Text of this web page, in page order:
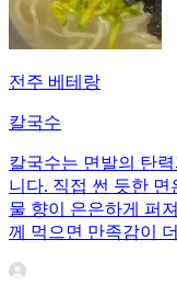
전주 베테랑
칼국수
칼국수는 면발의 탄
니다. 직접 썬 듯한
물 향이 은은하게 퍼
께 먹으면 만족감이